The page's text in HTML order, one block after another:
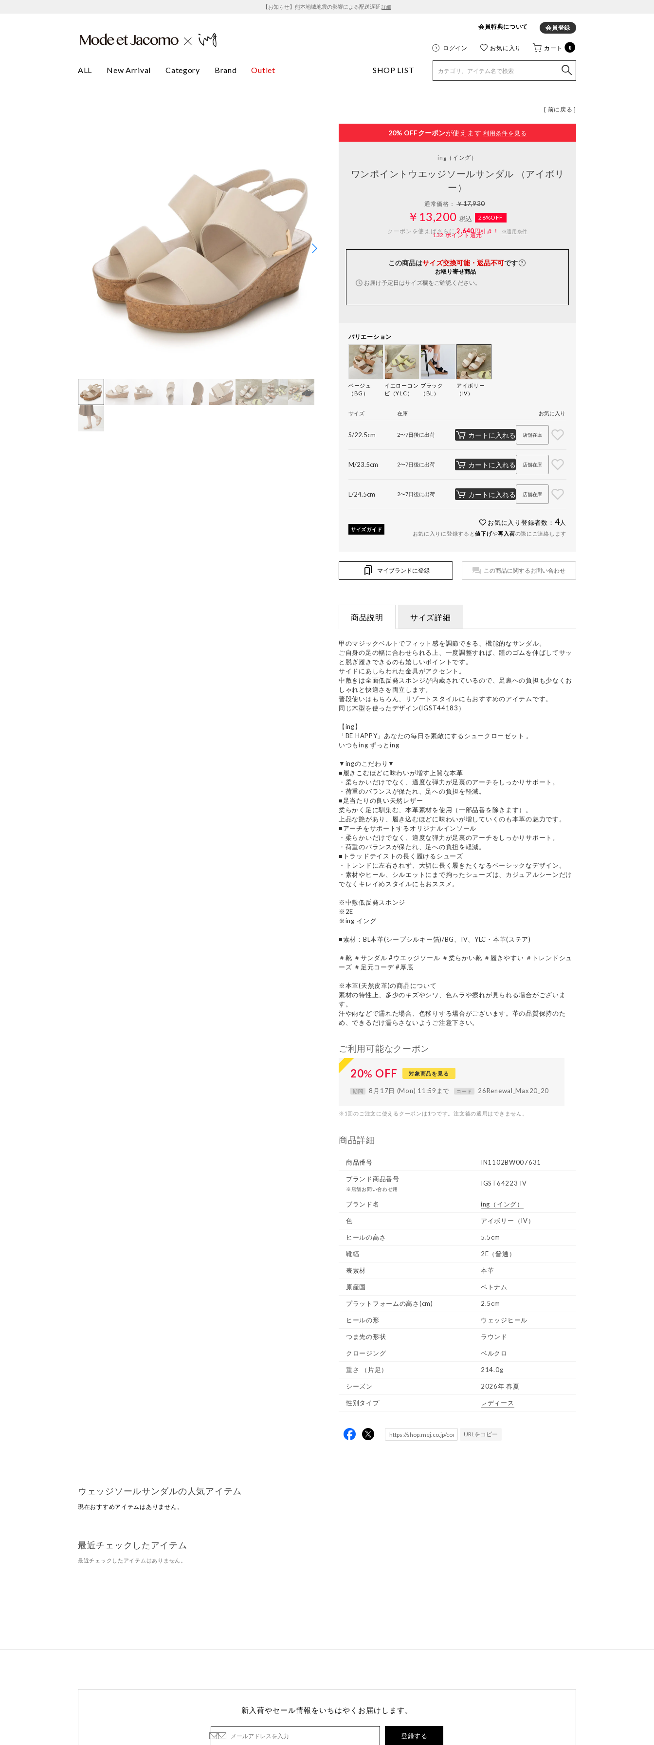
【お知らせ】熊本地域地震の影響による配送遅延 詳細
会員特典について 会員登録
ログイン お気に入り カート 0
ALL New Arrival Category Brand Outlet SHOP LIST
[ 前に戻る ]
20% OFFクーポンが使えます 利用条件を見る
ing （イング）
ワンポイントウエッジソールサンダル （アイボリ
ー）
通常価格：￥17,930
￥13,200 税込
26%OFF
クーポンを使えばさらに2,640円引き！ ※適用条件
132ポイント還元
この商品はサイズ交換可能・返品不可です
お取り寄せ商品
お届け予定日はサイズ欄をご確認ください。
バリエーション
ベージュ
（BG）
イエローコン
ビ（YLC）
ブラック
（BL）
アイボリー
（IV）
サイズ 在庫 お気に入り
S/22.5cm 2〜7日後に出荷 カートに入れる 店舗在庫
M/23.5cm 2〜7日後に出荷 カートに入れる 店舗在庫
L/24.5cm 2〜7日後に出荷 カートに入れる 店舗在庫
サイズガイド
お気に入り登録者数： 4人
お気に入りに登録すると値下げや再入荷の際にご連絡します
マイブランドに登録 この商品に関するお問い合わせ
商品説明 サイズ詳細
甲のマジックベルトでフィット感を調節できる、機能的なサンダル。
ご自身の足の幅に合わせられる上、一度調整すれば、踵のゴムを伸ばしてサッ
と脱ぎ履きできるのも嬉しいポイントです。
サイドにあしらわれた金具がアクセント。
中敷きは全面低反発スポンジが内蔵されているので、足裏への負担も少なくお
しゃれと快適さを両立します。
普段使いはもちろん、リゾートスタイルにもおすすめのアイテムです。
同じ木型を使ったデザイン(IGST44183）
【ing】
「BE HAPPY」あなたの毎日を素敵にするシュークローゼット 。
いつもing ずっとing
▼ingのこだわり▼
■履きこむほどに味わいが増す上質な本革
・柔らかいだけでなく、適度な弾力が足裏のアーチをしっかりサポート。
・荷重のバランスが保たれ、足への負担を軽減。
■足当たりの良い天然レザー
柔らかく足に馴染む、本革素材を使用（一部品番を除きます）。
上品な艶があり、履き込むほどに味わいが増していくのも本革の魅力です。
■アーチをサポートするオリジナルインソール
・柔らかいだけでなく、適度な弾力が足裏のアーチをしっかりサポート。
・荷重のバランスが保たれ、足への負担を軽減。
■トラッドテイストの長く履けるシューズ
・トレンドに左右されず、大切に長く履きたくなるベーシックなデザイン。
・素材やヒール、シルエットにまで拘ったシューズは、カジュアルシーンだけ
でなくキレイめスタイルにもおススメ。
※中敷低反発スポンジ
※2E
※ing イング
■素材：BL本革(シープシルキー箔)/BG、IV、YLC・本革(ステア)
＃靴 ＃サンダル #ウエッジソール ＃柔らかい靴 ＃履きやすい ＃トレンドシュ
ーズ ＃足元コーデ #厚底
※本革(天然皮革)の商品について
素材の特性上、多少のキズやシワ、色ムラや擦れが見られる場合がございま
す。
汗や雨などで濡れた場合、色移りする場合がございます。革の品質保持のた
め、できるだけ濡らさないようご注意下さい。
ご利用可能なクーポン
20% OFF 対象商品を見る
期間 8月17日 (Mon) 11:59まで コード 26Renewal_Max20_20
※1回のご注文に使えるクーポンは1つです。注文後の適用はできません。
商品詳細
商品番号 IN1102BW007631
ブランド商品番号
※店舗お問い合わせ用
IGST64223 IV
ブランド名 ing （イング）
色 アイボリー（IV）
ヒールの高さ 5.5cm
靴幅 2E（普通）
表素材 本革
原産国 ベトナム
プラットフォームの高さ(cm) 2.5cm
ヒールの形 ウェッジヒール
つま先の形状 ラウンド
クロージング ベルクロ
重さ （片足） 214.0g
シーズン 2026年 春夏
性別タイプ レディース
URLをコピー
ウェッジソールサンダルの人気アイテム
現在おすすめアイテムはありません。
最近チェックしたアイテム
最近チェックしたアイテムはありません。
新入荷やセール情報をいちはやくお届けします。
登録する